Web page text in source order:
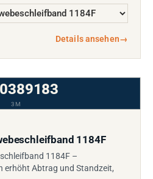
Details ansehen→
3M
1184F
1184F –
erhöht Abtrag und Standzeit,